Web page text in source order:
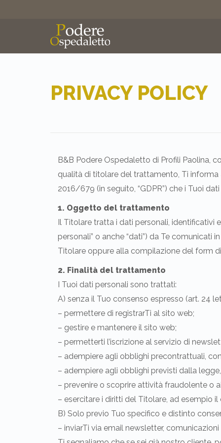
PRIVACY POLICY
B&B Podere Ospedaletto di Profili Paolina,
qualità di titolare del trattamento, Ti informa
2016/679 (in seguito, “GDPR”) che i Tuoi
1. Oggetto del trattamento
Il Titolare tratta i dati personali, identificativi
personali” o anche “dati”) da Te
Titolare oppure alla compilazione del form
2. Finalità del trattamento
I Tuoi dati personali sono trattati:
A) senza il Tuo consenso espresso (art. 24
– permettere di registrarTi al sito web;
– gestire e mantenere il sito web;
– permetterti l’iscrizione al servizio di
– adempiere agli obblighi precontrattuali,
– adempiere agli obblighi previsti dalla
– prevenire o scoprire attività fraudolente o
– esercitare i diritti del Titolare, ad esempio
B) Solo previo Tuo specifico e distinto
– inviarTi via email newsletter,